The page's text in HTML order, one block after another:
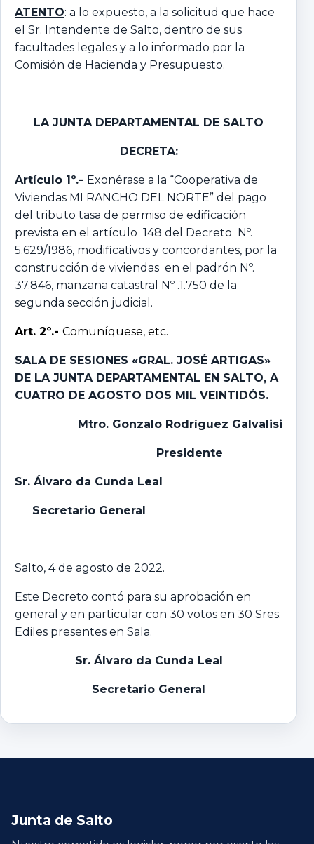
ATENTO: a lo expuesto, a la solicitud que hace
el Sr. Intendente de Salto, dentro de sus
facultades legales y a lo informado por la
Comisión de Hacienda y Presupuesto.
LA JUNTA DEPARTAMENTAL DE SALTO
DECRETA:
Artículo 1º.- Exonérase a la “Cooperativa de
Viviendas MI RANCHO DEL NORTE” del pago
del tributo tasa de permiso de edificación
prevista en el artículo 148 del Decreto Nº.
5.629/1986, modificativos y concordantes, por la
construcción de viviendas en el padrón Nº.
37.846, manzana catastral Nº .1.750 de la
segunda sección judicial.
Art. 2º.- Comuníquese, etc.
SALA DE SESIONES «GRAL. JOSÉ ARTIGAS»
DE LA JUNTA DEPARTAMENTAL EN SALTO, A
CUATRO DE AGOSTO DOS MIL VEINTIDÓS.
Mtro. Gonzalo Rodríguez Galvalisi
Presidente
Sr. Álvaro da Cunda Leal
Secretario General
Salto, 4 de agosto de 2022.
Este Decreto contó para su aprobación en
general y en particular con 30 votos en 30 Sres.
Ediles presentes en Sala.
Sr. Álvaro da Cunda Leal
Secretario General
Junta de Salto